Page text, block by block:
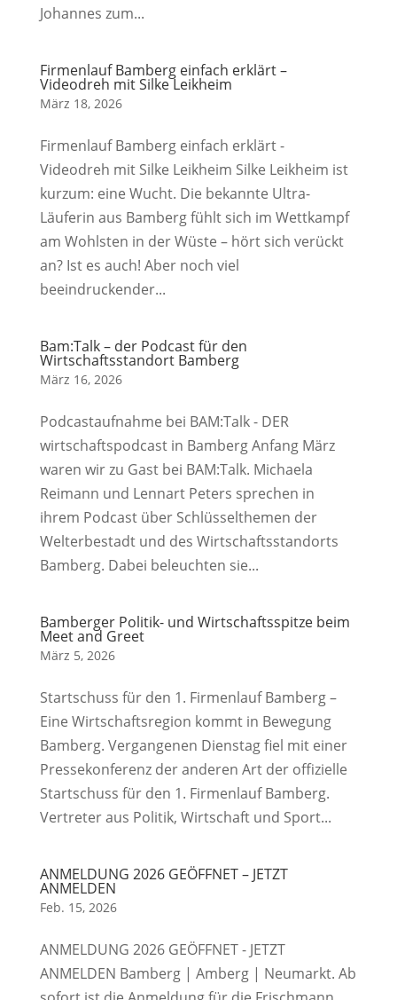
Johannes zum...
Firmenlauf Bamberg einfach erklärt –
Videodreh mit Silke Leikheim
März 18, 2026
Firmenlauf Bamberg einfach erklärt -
Videodreh mit Silke Leikheim Silke Leikheim ist
kurzum: eine Wucht. Die bekannte Ultra-
Läuferin aus Bamberg fühlt sich im Wettkampf
am Wohlsten in der Wüste – hört sich verückt
an? Ist es auch! Aber noch viel
beeindruckender...
Bam:Talk – der Podcast für den
Wirtschaftsstandort Bamberg
März 16, 2026
Podcastaufnahme bei BAM:Talk - DER
wirtschaftspodcast in Bamberg Anfang März
waren wir zu Gast bei BAM:Talk. Michaela
Reimann und Lennart Peters sprechen in
ihrem Podcast über Schlüsselthemen der
Welterbestadt und des Wirtschaftsstandorts
Bamberg. Dabei beleuchten sie...
Bamberger Politik- und Wirtschaftsspitze beim
Meet and Greet
März 5, 2026
Startschuss für den 1. Firmenlauf Bamberg –
Eine Wirtschaftsregion kommt in Bewegung
Bamberg. Vergangenen Dienstag fiel mit einer
Pressekonferenz der anderen Art der offizielle
Startschuss für den 1. Firmenlauf Bamberg.
Vertreter aus Politik, Wirtschaft und Sport...
ANMELDUNG 2026 GEÖFFNET – JETZT
ANMELDEN
Feb. 15, 2026
ANMELDUNG 2026 GEÖFFNET - JETZT
ANMELDEN Bamberg | Amberg | Neumarkt. Ab